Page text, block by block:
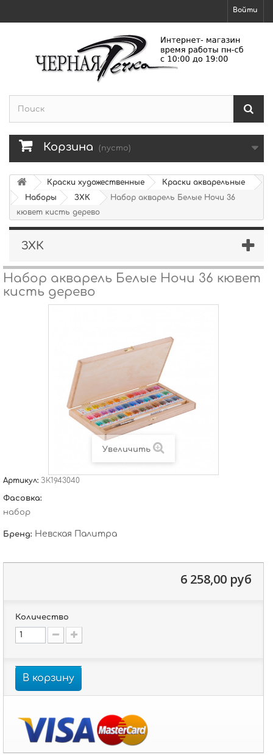
Войти
Корзина (пусто)
Краски художественные
Краски акварельные
Наборы
ЗХК
Набор акварель Белые Ночи 36
кювет кисть дерево
ЗХК
Набор акварель Белые Ночи 36 кювет
кисть дерево
Увеличить
Артикул: ЗК1943040
Фасовка:
набор
Бренд: Невская Палитра
6 258,00 руб
Количество
В корзину